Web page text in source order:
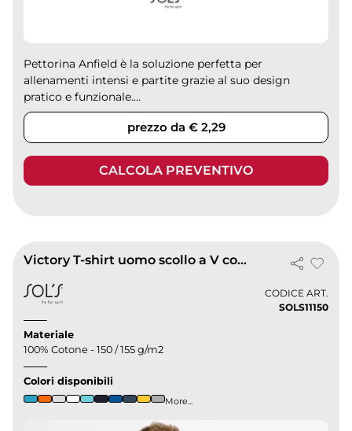
Pettorina Anfield è la soluzione perfetta per
allenamenti intensi e partite grazie al suo design
pratico e funzionale....
prezzo da € 2,29
CALCOLA PREVENTIVO
Victory T-shirt uomo scollo a V cotone 100% classic fit
CODICE ART.
SOLS11150
Materiale
100% Cotone - 150 / 155 g/m2
Colori disponibili
More...